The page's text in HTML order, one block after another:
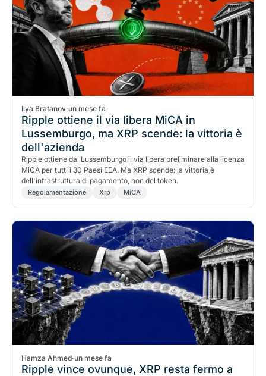
Ilya Bratanov·un mese fa
Ripple ottiene il via libera MiCA in
Lussemburgo, ma XRP scende: la vittoria è
dell'azienda
Ripple ottiene dal Lussemburgo il via libera preliminare alla licenza
MiCA per tutti i 30 Paesi EEA. Ma XRP scende: la vittoria è
dell'infrastruttura di pagamento, non del token.
Regolamentazione Xrp MiCA
Hamza Ahmed·un mese fa
Ripple vince ovunque, XRP resta fermo a